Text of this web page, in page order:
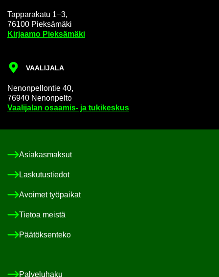
Tap­pa­ra­ka­tu 1–3,
76100 Piek­sä­mä­ki
Kir­jaa­mo Piek­sä­mä­ki
VAA­LI­JA­LA
Ne­non­pel­lon­tie 40,
76940 Ne­non­pel­to
Vaa­li­ja­lan osaamis-​ ja tu­ki­kes­kus
Asia­kas­mak­sut
Las­ku­tus­tie­dot
Avoi­met työ­pai­kat
Tie­toa meis­tä
Pää­tök­sen­te­ko
Pal­ve­lu­ha­ku